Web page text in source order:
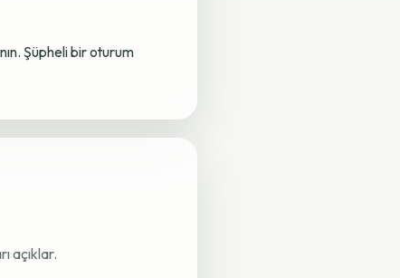
Şüpheli bir oturum
açıklar.